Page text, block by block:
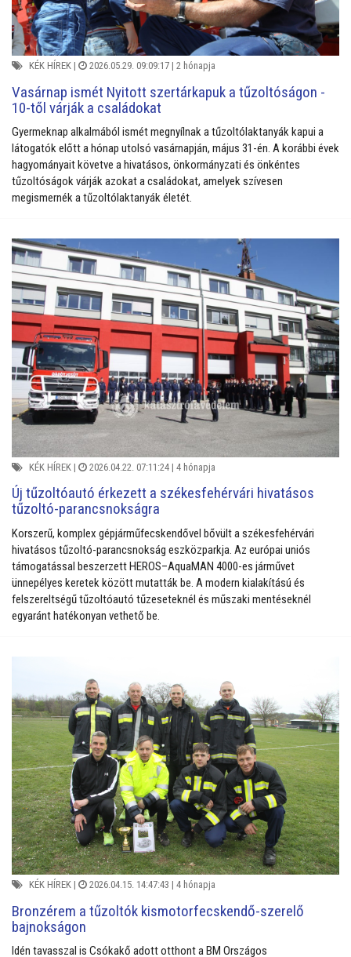
KÉK HÍREK | 2026.05.29. 09:09:17 | 2 hónapja
Vasárnap ismét Nyitott szertárkapuk a tűzoltóságon -
10-től várják a családokat
Gyermeknap alkalmából ismét megnyílnak a tűzoltólaktanyák kapui a
látogatók előtt a hónap utolsó vasárnapján, május 31-én. A korábbi évek
hagyományait követve a hivatásos, önkormányzati és önkéntes
tűzoltóságok várják azokat a családokat, amelyek szívesen
megismernék a tűzoltólaktanyák életét.
KÉK HÍREK | 2026.04.22. 07:11:24 | 4 hónapja
Új tűzoltóautó érkezett a székesfehérvári hivatásos
tűzoltó-parancsnokságra
Korszerű, komplex gépjárműfecskendővel bővült a székesfehérvári
hivatásos tűzoltó-parancsnokság eszközparkja. Az európai uniós
támogatással beszerzett HEROS–AquaMAN 4000-es járművet
ünnepélyes keretek között mutatták be. A modern kialakítású és
felszereltségű tűzoltóautó tűzeseteknél és műszaki mentéseknél
egyaránt hatékonyan vethető be.
KÉK HÍREK | 2026.04.15. 14:47:43 | 4 hónapja
Bronzérem a tűzoltók kismotorfecskendő-szerelő
bajnokságon
Idén tavasszal is Csókakő adott otthont a BM Országos